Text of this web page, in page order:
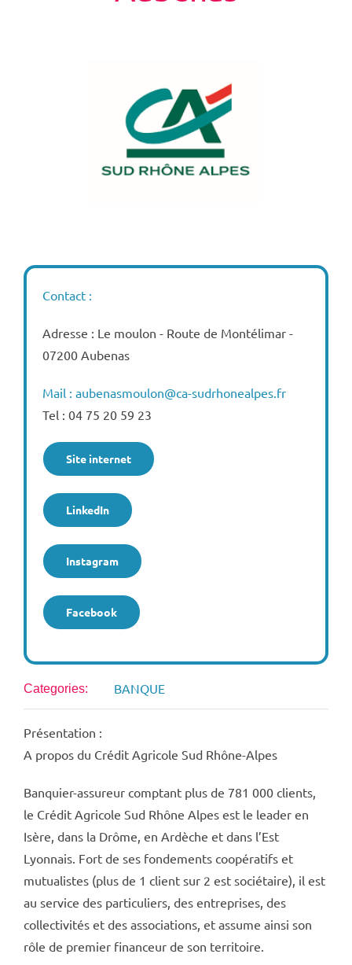
Contact :
Adresse : Le moulon - Route de Montélimar -
07200 Aubenas
Mail : aubenasmoulon@ca-sudrhonealpes.fr
Tel : 04 75 20 59 23
Site internet
LinkedIn
Instagram
Facebook
Categories: BANQUE
Présentation :
A propos du Crédit Agricole Sud Rhône-Alpes
Banquier-assureur comptant plus de 781 000 clients,
le Crédit Agricole Sud Rhône Alpes est le leader en
Isère, dans la Drôme, en Ardèche et dans l’Est
Lyonnais. Fort de ses fondements coopératifs et
mutualistes (plus de 1 client sur 2 est sociétaire), il est
au service des particuliers, des entreprises, des
collectivités et des associations, et assume ainsi son
rôle de premier financeur de son territoire.